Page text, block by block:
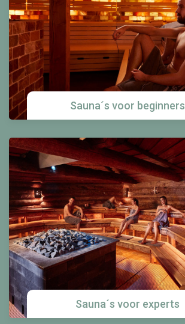
Sauna´s voor beginners
Sauna´s voor experts